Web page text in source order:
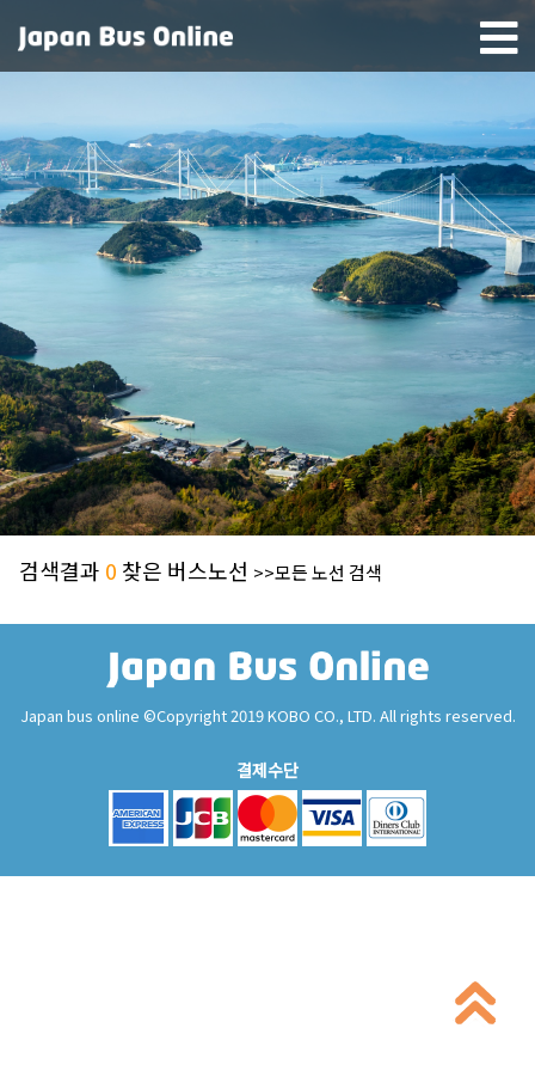
검색결과 0 찾은 버스노선 >>모든 노선 검색
Japan bus online ©Copyright 2019 KOBO CO., LTD. All rights reserved.
결제수단